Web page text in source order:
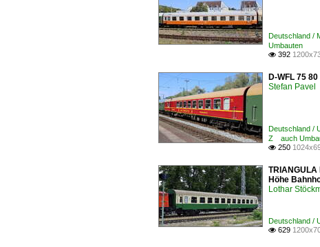
Deutschland /
Umbauten
 392
D-WFL 75
Stefan Pavel
Deutschland /
Z auch
 250
Höhe
Lothar
Deutschland /
 629